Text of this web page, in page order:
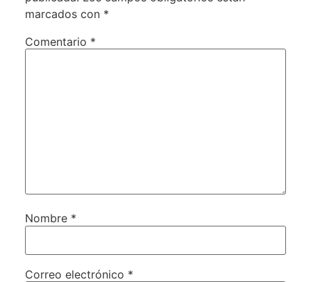
marcados con *
Comentario *
Nombre *
Correo electrónico *